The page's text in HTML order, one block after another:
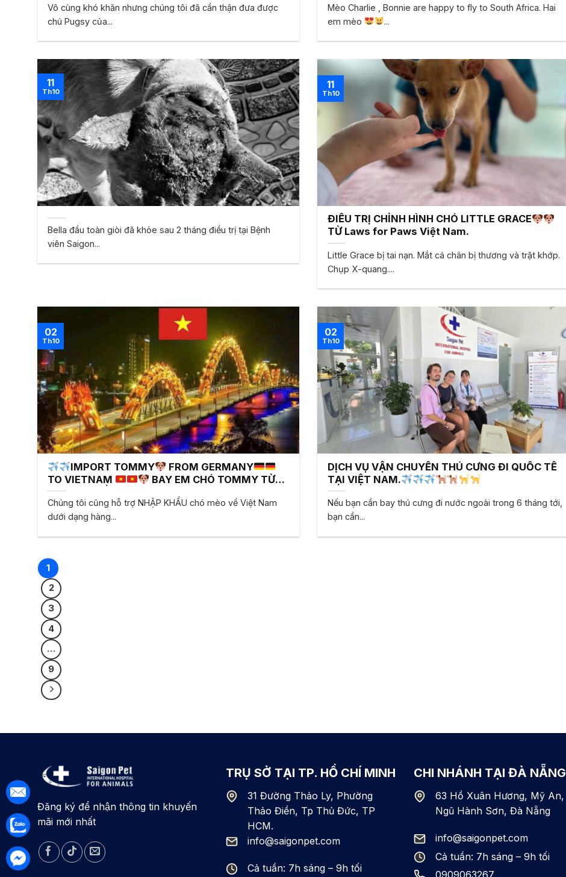
Vô cùng khó khăn nhưng chúng tôi đã cẩn thận đưa được
chú Pugsy của...
Mèo Charlie , Bonnie are happy to fly to South Africa. Hai
em mèo
...
Bella đầu toàn giòi đã khỏe sau 2 tháng điều trị tại Bệnh
viên Saigon...
11
Th10
ĐIỀU TRỊ CHỈNH HÌNH CHÓ LITTLE GRACE
TỪ Laws for Paws Việt Nam.
Little Grace bị tai nạn. Mắt cá chân bị thương và trật khớp.
Chụp X-quang....
11
Th10
IMPORT TOMMY
FROM GERMANY
TO VIETNAM
BAY EM CHÓ TOMMY TỪ
ĐỨC
Chúng tôi cũng hỗ trợ NHẬP KHẨU chó mèo về Việt Nam
dưới dạng hàng...
02
Th10
DỊCH VỤ VẬN CHUYỂN THÚ CƯNG ĐI QUỐC TẾ
TẠI VIỆT NAM.
Nếu bạn cần bay thú cưng đi nước ngoài trong 6 tháng tới,
bạn cần...
02
Th10
1
2
3
4
…
9
Đăng ký để nhận thông tin khuyến
mãi mới nhất
TRỤ SỞ TẠI TP. HỒ CHÍ MINH
31 Đường Thảo Ly, Phường
Thảo Điền, Tp Thủ Đức, TP
HCM.
info@saigonpet.com
Cả tuần: 7h sáng – 9h tối
CHI NHÁNH TẠI ĐÀ NẴNG
63 Hồ Xuân Hương, Mỹ An,
Ngũ Hành Sơn, Đà Nẵng
info@saigonpet.com
Cả tuần: 7h sáng – 9h tối
0909063267